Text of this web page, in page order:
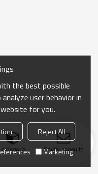
categoría Enviar consulta
the best possible
user behavior in
for you.
Reject All
Marketing